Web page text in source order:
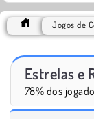
Estrelas e
78% dos